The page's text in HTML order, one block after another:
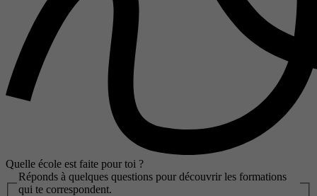
Quelle école est faite pour toi ?
Réponds à quelques questions pour découvrir les formations
qui te correspondent.